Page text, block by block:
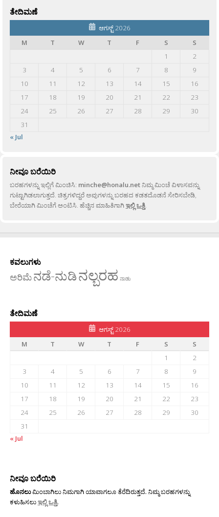
ತೇದಿಮಣೆ
ಆಗಸ್ಟ್ 2026
M
T W T F S
S
1
2
3
4 5 6 7 8
9
10
11 12 13 14 15
16
17
18 19 20 21 22
23
24
25 26 27 28 29
30
31
« Jul
ನೀವೂ ಬರೆಯಿರಿ
ಬರಹಗಳನ್ನು ಇಲ್ಲಿಗೆ ಮಿಂಚಿಸಿ: minche@honalu.netನಿಮ್ಮ ಮಿಂಚೆ ವಿಳಾಸವನ್ನು
ಗುಟ್ಟಾಗಿಡಲಾಗುತ್ತದೆ. ಚಿತ್ರಗಳಿದ್ದರೆ ಅವುಗಳನ್ನು ಬರಹದ ಕಡತದೊಡನೆ ಸೇರಿಸಬೇಡಿ,
ಬೇರೆಯಾಗಿ ಮಿಂಚೆಗೆ ಅಂಟಿಸಿ. ಹೆಚ್ಚಿನ ಮಾಹಿತಿಗಾಗಿಇಲ್ಲಿ ಒತ್ತಿ
ಕವಲುಗಳು
ಅರಿಮೆನಡೆ-ನುಡಿನಲ್ಬರಹ ನಾಡು
ತೇದಿಮಣೆ
ಆಗಸ್ಟ್ 2026
M
T W T F S
S
1
2
3
4 5 6 7 8
9
10
11 12 13 14 15
16
17
18 19 20 21 22
23
24
25 26 27 28 29
30
31
« Jul
ನೀವೂ ಬರೆಯಿರಿ
ಹೊನಲುಮಿಂಬಾಗಿಲು ನಿಮಗಾಗಿ ಯಾವಾಗಲೂ ತೆರೆದಿರುತ್ತದೆ. ನಿಮ್ಮ ಬರಹಗಳನ್ನು
ಕಳುಹಿಸಲುಇಲ್ಲಿ ಒತ್ತಿ.